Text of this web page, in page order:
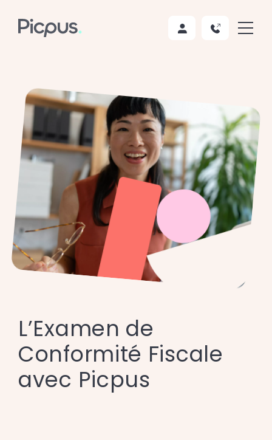
L’Examen de
Conformité Fiscale
avec Picpus